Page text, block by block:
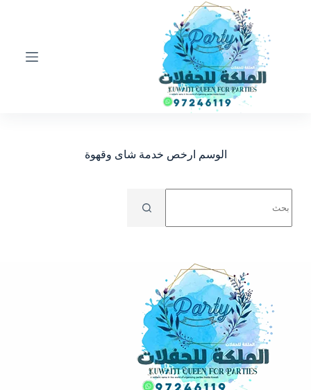
الوسم ارخص خدمة شاى وقهوة
results